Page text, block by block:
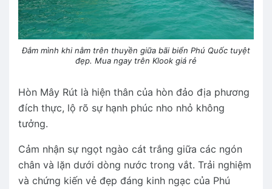
Đắm mình khi nằm trên thuyền giữa bãi biển Phú Quốc tuyệt
đẹp. Mua ngay trên Klook giá rẻ
Hòn Mây Rút là hiện thân của hòn đảo địa phương
đích thực, lộ rõ sự hạnh phúc nho nhỏ không
tưởng.
Cảm nhận sự ngọt ngào cát trắng giữa các ngón
chân và lặn dưới dòng nước trong vắt. Trải nghiệm
và chứng kiến vẻ đẹp đáng kinh ngạc của Phú